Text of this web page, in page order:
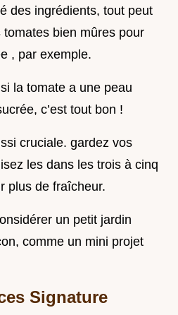
des ingrédients, tout peut
bien mûres pour
, par exemple.
la tomate a une peau
c’est tout bon !
cruciale. gardez vos
les dans les trois à cinq
plus de fraîcheur.
un petit jardin
comme un mini projet
Signature